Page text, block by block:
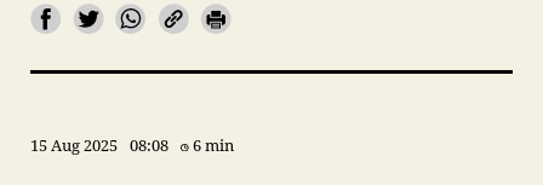
15 Aug 2025 08:08 6 min